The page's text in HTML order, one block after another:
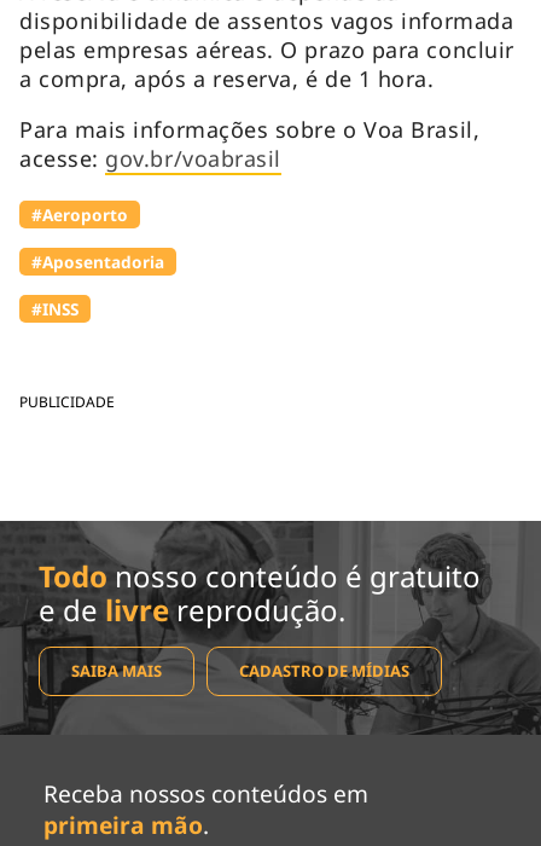
PUBLICIDADE
disponibilidade de assentos vagos informada
pelas empresas aéreas. O prazo para concluir
a compra, após a reserva, é de 1 hora.
Para mais informações sobre o Voa Brasil,
acesse: gov.br/voabrasil
#Aeroporto
#Aposentadoria
#INSS
Todo nosso conteúdo é gratuito
e de livrereprodução.
SAIBA MAIS CADASTRO DE MÍDIAS
Receba nossos conteúdos em
primeira mão.